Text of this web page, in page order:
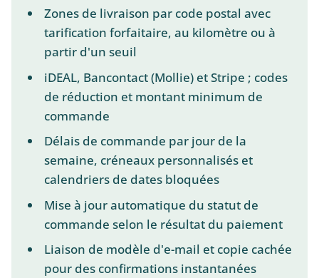
Zones de livraison par code postal avec
tarification forfaitaire, au kilomètre ou à
partir d'un seuil
iDEAL, Bancontact (Mollie) et Stripe ; codes
de réduction et montant minimum de
commande
Délais de commande par jour de la
semaine, créneaux personnalisés et
calendriers de dates bloquées
Mise à jour automatique du statut de
commande selon le résultat du paiement
Liaison de modèle d'e-mail et copie cachée
pour des confirmations instantanées